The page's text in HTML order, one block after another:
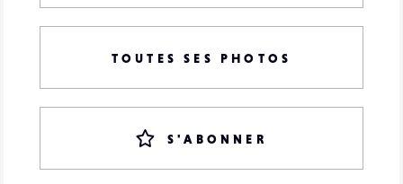
TOUTES SES PHOTOS
S'ABONNER